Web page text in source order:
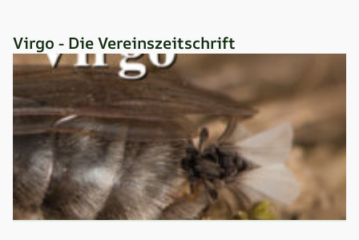
Virgo - Die Vereinszeitschrift